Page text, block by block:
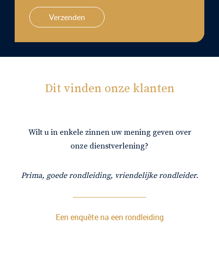
Verzenden
Dit vinden onze klanten
Wilt u in enkele zinnen uw mening geven over
onze dienstverlening?
Prima, goede rondleiding, vriendelijke rondleider.
Een enquête na een rondleiding